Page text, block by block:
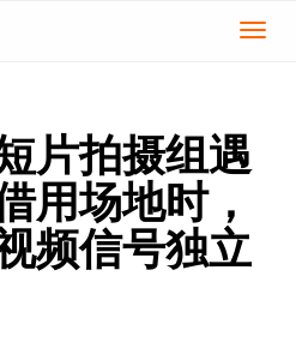
切
片拍摄组遇
用场地时，
频信号独立